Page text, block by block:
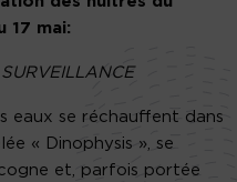
17 mai:
eaux se réchauffent dans
« Dinophysis », se
et, parfois portée